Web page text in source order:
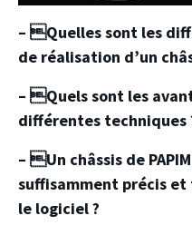
– Quelles sont les
de réalisation d’un
– Quels sont les
différentes techniques
– Un châssis de
suffisamment précis
le logiciel ?